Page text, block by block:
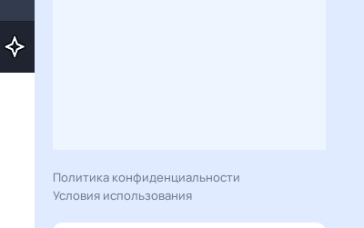
Политика конфиденциальности
Условия использования